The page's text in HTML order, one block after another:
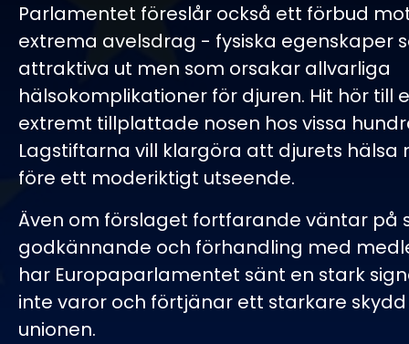
Parlamentet föreslår också ett förbud
extrema avelsdrag - fysiska egenskaper
attraktiva ut men som orsakar allvarliga
hälsokomplikationer för djuren. Hit hör till
extremt tillplattade nosen hos vissa
Lagstiftarna vill klargöra att djurets hälsa
före ett moderiktigt utseende.
Även om förslaget fortfarande väntar på
godkännande och förhandling med
har Europaparlamentet sänt en stark
inte varor och förtjänar ett starkare
unionen.